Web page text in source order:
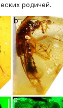
родичей.